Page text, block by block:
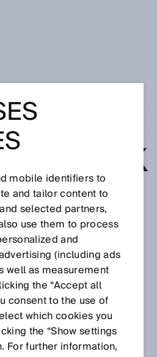
SICK
1, 79183 Waldkirch
freut sich über Ihr
Portal. Der Schutz Ihrer
Anliegen und wir
dem Besuch unserer
Zu diesem Zweck erläutern
Informationen wir
mobile identifiers to
and tailor content to
selected partners,
use them to process
and
(including ads
well as measurement
the “Accept all
consent to the use of
which cookies you
the “Show settings
For further information,